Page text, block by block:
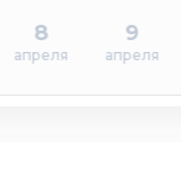
8
апреля
9
апреля